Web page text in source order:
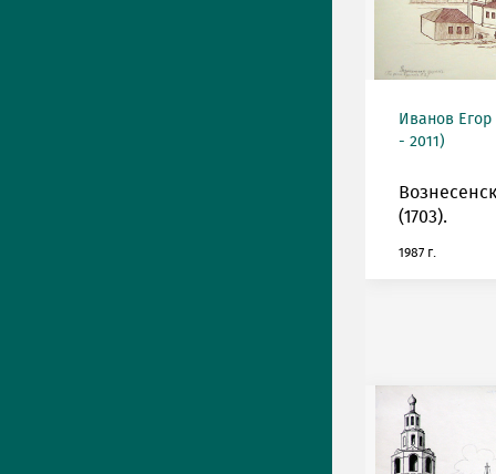
Иванов
- 2011)
(1703).
1987 г.